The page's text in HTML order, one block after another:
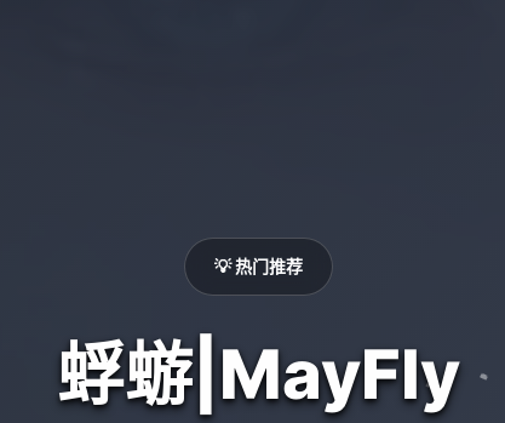
💡 热门推荐
蜉蝣|MayFly